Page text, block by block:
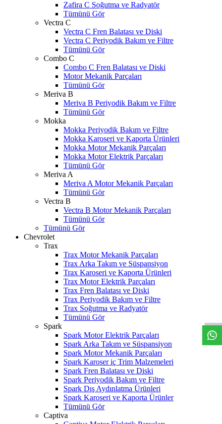
Zafira C Soğutma ve Radyatör
Tümünü Gör
Vectra C
Vectra C Fren Balatası ve Diski
Vectra C Periyodik Bakım ve Filtre
Tümünü Gör
Combo C
Combo C Fren Balatası ve Diski
Motor Mekanik Parçaları
Tümünü Gör
Meriva B
Meriva B Periyodik Bakım ve Filtre
Tümünü Gör
Mokka
Mokka Periyodik Bakım ve Filtre
Mokka Karoseri ve Kaporta Ürünleri
Mokka Motor Mekanik Parçaları
Mokka Motor Elektrik Parçaları
Tümünü Gör
Meriva A
Meriva A Motor Mekanik Parçaları
Tümünü Gör
Vectra B
Vectra B Motor Mekanik Parçaları
Tümünü Gör
Tümünü Gör
Chevrolet
Trax
Trax Motor Mekanik Parçaları
Trax Arka Takım ve Süspansiyon
Trax Karoseri ve Kaporta Ürünleri
Trax Motor Elektrik Parçaları
Trax Fren Balatası ve Diski
Trax Periyodik Bakım ve Filtre
Trax Soğutma ve Radyatör
Tümünü Gör
Spark
Spark Motor Elektrik Parçaları
Spark Arka Takım ve Süspansiyon
Spark Motor Mekanik Parçaları
Spark Karoser iç Trim Malzemeleri
Spark Fren Balatası ve Diski
Spark Periyodik Bakım ve Filtre
Spark Dış Aydınlatma Ürünleri
Spark Karoseri ve Kaporta Ürünler
Tümünü Gör
Captiva